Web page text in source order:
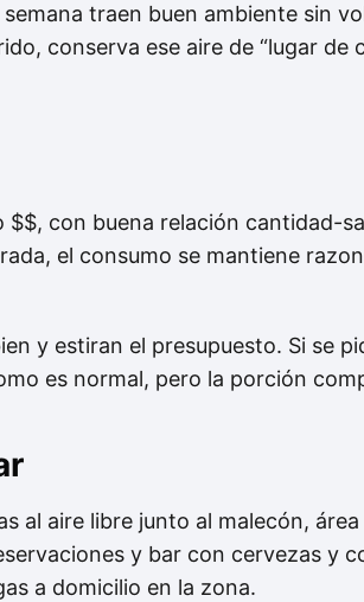
traen buen ambiente sin
conserva ese aire de “lugar de
$$, con buena relación cantidad-
el consumo se mantiene
y estiran el presupuesto. Si se
es normal, pero la porción
al aire libre junto al malecón,
y bar con cervezas y
a domicilio en la zona.